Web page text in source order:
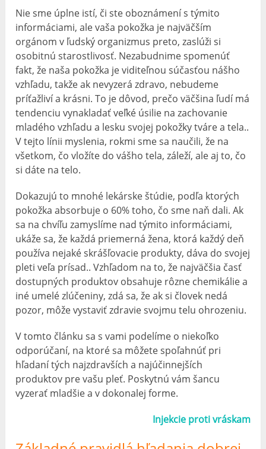
Nie sme úplne istí, či ste oboznámení s týmito
informáciami, ale vaša pokožka je najväčším
orgánom v ľudský organizmus preto, zaslúži si
osobitnú starostlivosť. Nezabudnime spomenúť
fakt, že naša pokožka je viditeľnou súčasťou nášho
vzhľadu, takže ak nevyzerá zdravo, nebudeme
príťažliví a krásni. To je dôvod, prečo väčšina ľudí má
tendenciu vynakladať veľké úsilie na zachovanie
mladého vzhľadu a lesku svojej pokožky tváre a tela..
V tejto línii myslenia, rokmi sme sa naučili, že na
všetkom, čo vložíte do vášho tela, záleží, ale aj to, čo
si dáte na telo.
Dokazujú to mnohé lekárske štúdie, podľa ktorých
pokožka absorbuje o 60% toho, čo sme naň dali. Ak
sa na chvíľu zamyslíme nad týmito informáciami,
ukáže sa, že každá priemerná žena, ktorá každý deň
používa nejaké skrášľovacie produkty, dáva do svojej
pleti veľa prísad.. Vzhľadom na to, že najväčšia časť
dostupných produktov obsahuje rôzne chemikálie a
iné umelé zlúčeniny, zdá sa, že ak si človek nedá
pozor, môže vystaviť zdravie svojmu telu ohrozeniu.
V tomto článku sa s vami podelíme o niekoľko
odporúčaní, na ktoré sa môžete spoľahnúť pri
hľadaní tých najzdravších a najúčinnejších
produktov pre vašu pleť. Poskytnú vám šancu
vyzerať mladšie a v dokonalej forme.
Injekcie proti vráskam